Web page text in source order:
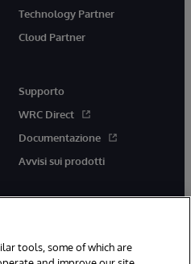
Technology Partner
Cloud Partner
Supporto
WRC Direct
Documentazione
Avvisi sui prodotti
tools, some of which are